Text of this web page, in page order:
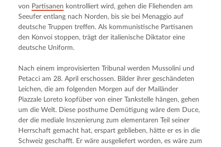
von Partisanen kontrolliert wird, gehen die Fliehenden am
Seeufer entlang nach Norden, bis sie bei Menaggio auf
deutsche Truppen treffen. Als kommunistische Partisanen
den Konvoi stoppen, trägt der italienische Diktator eine
deutsche Uniform.
Nach einem improvisierten Tribunal werden Mussolini und
Petacci am 28. April erschossen. Bilder ihrer geschändeten
Leichen, die am folgenden Morgen auf der Mailänder
Piazzale Loreto kopfüber von einer Tankstelle hängen, gehen
um die Welt. Diese posthume Demütigung wäre dem Duce,
der die mediale Inszenierung zum elementaren Teil seiner
Herrschaft gemacht hat, erspart geblieben, hätte er es in die
Schweiz geschafft. Er wäre ausgeliefert worden, es wäre zum